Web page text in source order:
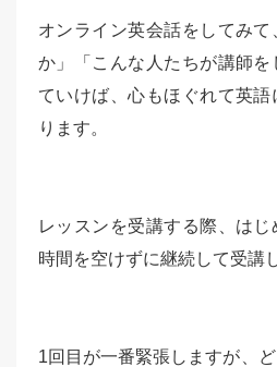
オンライン英会話をしてみ
か」「こんな人たちが講師
ていけば、心もほぐれて英
ります。
レッスンを受講する際、は
時間を空けずに継続して受講
1回目が一番緊張しますが、